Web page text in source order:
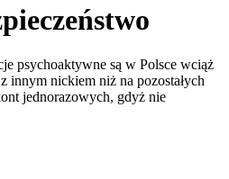
psychoaktywne są w Polsce wciąż
z innym nickiem niż na pozostałych
jednorazowych, gdyż nie